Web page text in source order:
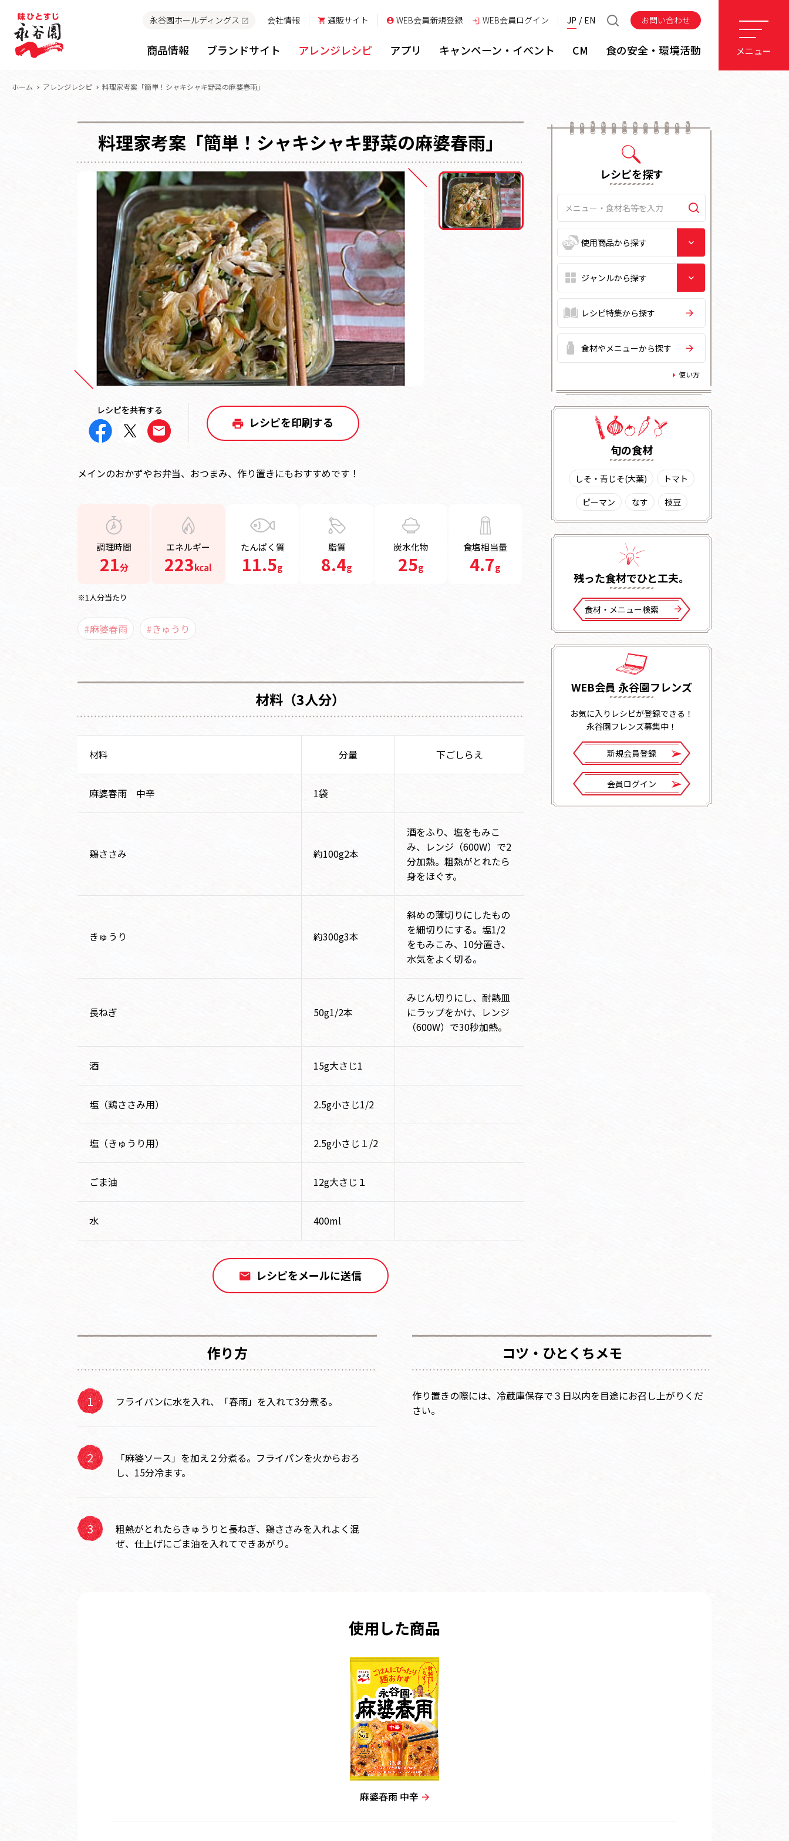
永谷園ホールディングス 会社情報 通販サイト WEB会員新規登録 WEB会員ログイン JP EN お問い合わせ
商品情報 ブランドサイト アレンジレシピ アプリ キャンペーン・イベント CM 食の安全・環境活動 メニュー
ホーム アレンジレシピ 料理家考案「簡単！シャキシャキ野菜の麻婆春雨」
料理家考案「簡単！シャキシャキ野菜の麻婆春雨」
レシピを共有する
レシピを印刷する
メインのおかずやお弁当、おつまみ、作り置きにもおすすめです！
調理時間
21分
エネルギー
223kcal
たんぱく質
11.5g
脂質
8.4g
炭水化物
25g
食塩相当量
4.7g
※1人分当たり
#麻婆春雨 #きゅうり
材料（3人分）
材料 分量 下ごしらえ
麻婆春雨 中辛 1袋
鶏ささみ 約100g2本
酒をふり、塩をもみこ
み、レンジ（600W）で2
分加熱。粗熱がとれたら
身をほぐす。
きゅうり 約300g3本
斜めの薄切りにしたもの
を細切りにする。塩1/2
をもみこみ、10分置き、
水気をよく切る。
長ねぎ 50g1/2本
みじん切りにし、耐熱皿
にラップをかけ、レンジ
（600W）で30秒加熱。
酒 15g大さじ1
塩（鶏ささみ用） 2.5g小さじ1/2
塩（きゅうり用） 2.5g小さじ１/2
ごま油 12g大さじ１
水 400ml
レシピをメールに送信
レシピを探す
レシピ特集から探す
食材やメニューから探す
使い方
旬の⾷材
しそ・青じそ(大葉)
トマト
ピーマン
なす 枝豆
残った⾷材でひと⼯夫。
⾷材・メニュー検索
WEB会員 永谷園フレンズ
お気に入りレシピが登録できる！
永谷園フレンズ募集中！
新規会員登録
会員ログイン
作り方
フライパンに水を入れ、「春雨」を入れて3分煮る。
「麻婆ソース」を加え２分煮る。フライパンを火からおろ
し、15分冷ます。
粗熱がとれたらきゅうりと長ねぎ、鶏ささみを入れよく混
ぜ、仕上げにごま油を入れてできあがり。
コツ・ひとくちメモ
作り置きの際には、冷蔵庫保存で３日以内を目途にお召し上がりくだ
さい。
使用した商品
麻婆春雨 中辛